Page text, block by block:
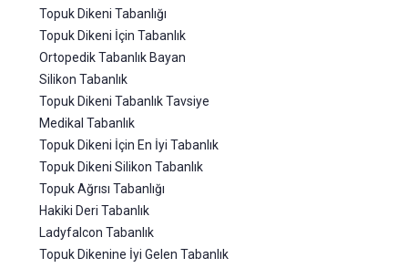
Topuk Dikeni Tabanlığı
Topuk Dikeni İçin Tabanlık
Ortopedik Tabanlık Bayan
Silikon Tabanlık
Topuk Dikeni Tabanlık Tavsiye
Medikal Tabanlık
Topuk Dikeni İçin En İyi Tabanlık
Topuk Dikeni Silikon Tabanlık
Topuk Ağrısı Tabanlığı
Hakiki Deri Tabanlık
Ladyfalcon Tabanlık
Topuk Dikenine İyi Gelen Tabanlık